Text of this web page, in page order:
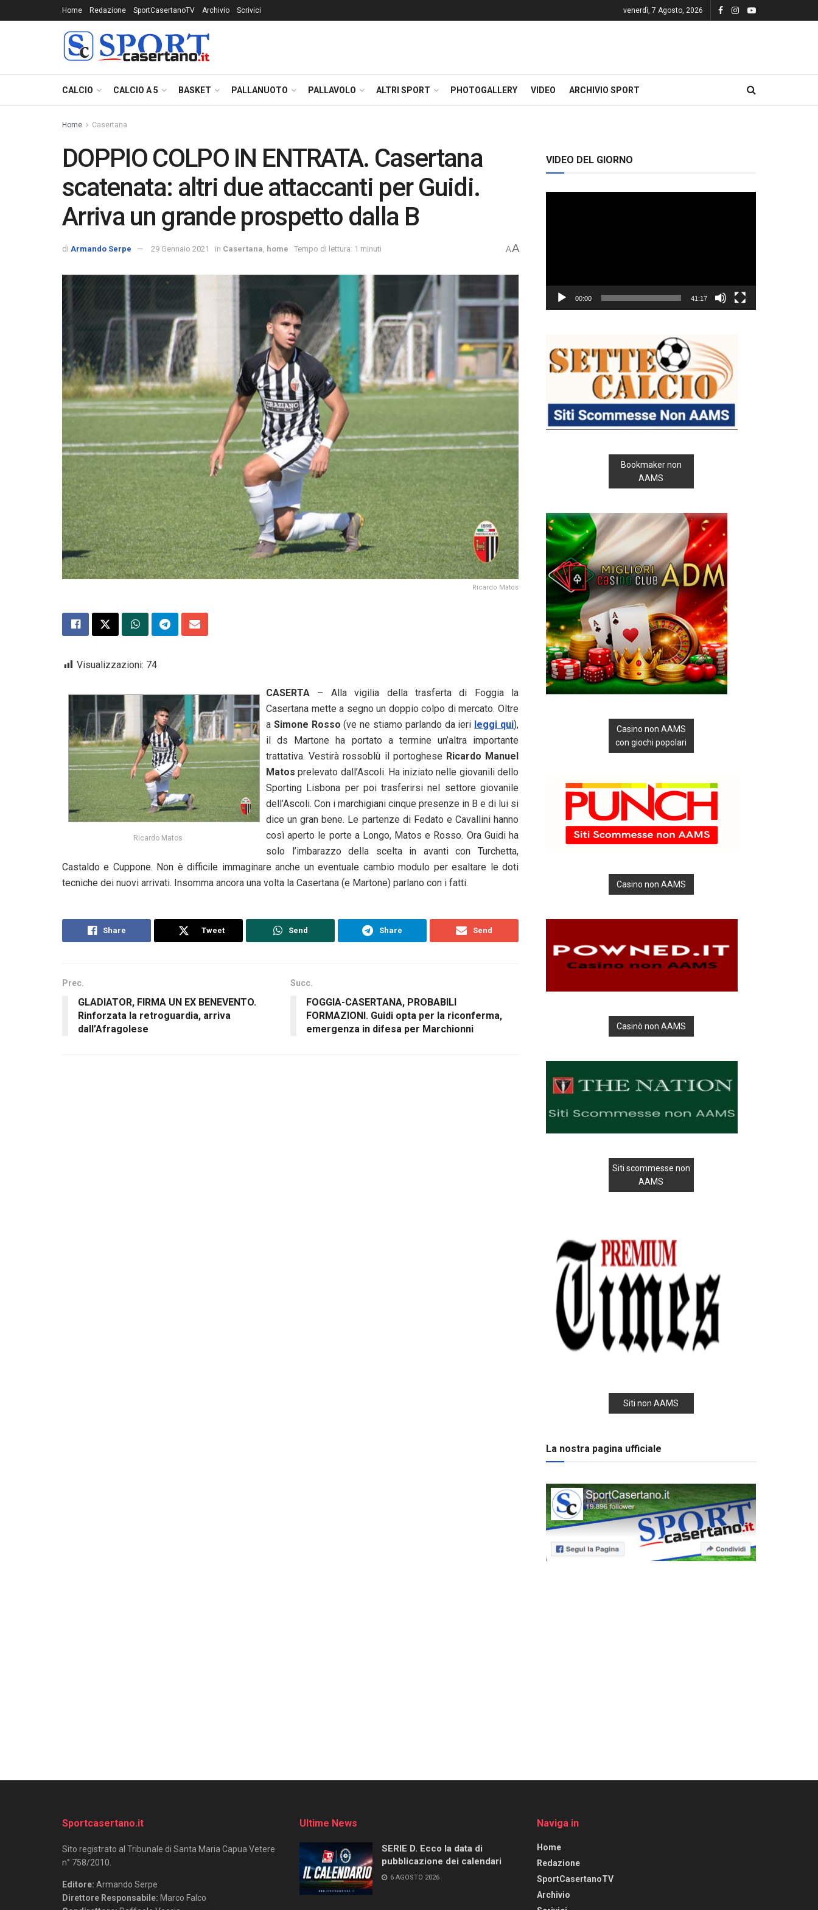
Home Redazione SportCasertanoTV Archivio Scrivici venerdì, 7 Agosto, 2026
CALCIO CALCIO A 5 BASKET PALLANUOTO PALLAVOLO ALTRI SPORT PHOTOGALLERY VIDEO ARCHIVIO SPORT
Home Casertana
DOPPIO COLPO IN ENTRATA. Casertana
scatenata: altri due attaccanti per Guidi.
Arriva un grande prospetto dalla B
di Armando Serpe 29 Gennaio 2021 in Casertana home Tempo di lettura: 1 minuti AA
Ricardo Matos
Visualizzazioni: 74
Ricardo Matos
CASERTA – Alla vigilia della trasferta di Foggia la
Casertana mette a segno un doppio colpo di mercato. Oltre
a Simone Rosso (ve ne stiamo parlando da ieri leggi qui),
il ds Martone ha portato a termine un’altra importante
trattativa. Vestirà rossoblù il portoghese Ricardo Manuel
Matos prelevato dall’Ascoli. Ha iniziato nelle giovanili dello
Sporting Lisbona per poi trasferirsi nel settore giovanile
dell’Ascoli. Con i marchigiani cinque presenze in B e di lui si
dice un gran bene. Le partenze di Fedato e Cavallini hanno
così aperto le porte a Longo, Matos e Rosso. Ora Guidi ha
solo l’imbarazzo della scelta in avanti con Turchetta,
Castaldo e Cuppone. Non è difficile immaginare anche un eventuale cambio modulo per esaltare le doti
tecniche dei nuovi arrivati. Insomma ancora una volta la Casertana (e Martone) parlano con i fatti.
Share Tweet Send Share Send
Prec.
GLADIATOR, FIRMA UN EX BENEVENTO.
Rinforzata la retroguardia, arriva
dall’Afragolese
Succ.
FOGGIA-CASERTANA, PROBABILI
FORMAZIONI. Guidi opta per la riconferma,
emergenza in difesa per Marchionni
VIDEO DEL GIORNO
00:00 41:17
Bookmaker non
AAMS
Casino non AAMS
con giochi popolari
Casino non AAMS
Casinò non AAMS
Siti scommesse non
AAMS
Siti non AAMS
La nostra pagina ufficiale
Sportcasertano.it
Sito registrato al Tribunale di Santa Maria Capua Vetere
n° 758/2010.
Editore: Armando Serpe
Direttore Responsabile: Marco Falco
Ultime News
SERIE D. Ecco la data di
pubblicazione dei calendari
6 AGOSTO 2026
Naviga in
Home
Redazione
SportCasertanoTV
Archivio